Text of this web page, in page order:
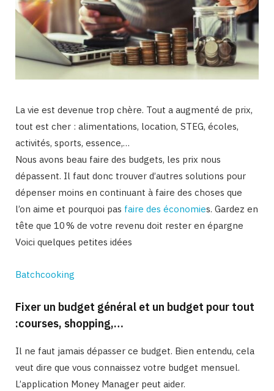
La vie est devenue trop chère. Tout a augmenté de prix,
tout est cher : alimentations, location, STEG, écoles,
activités, sports, essence,…
Nous avons beau faire des budgets, les prix nous
dépassent. Il faut donc trouver d’autres solutions pour
dépenser moins en continuant à faire des choses que
l’on aime et pourquoi pas faire des économies. Gardez en
tête que 10 % de votre revenu doit rester en épargne
Voici quelques petites idées
Batchcooking
Fixer un budget général et un budget pour tout
:courses, shopping,…
Il ne faut jamais dépasser ce budget. Bien entendu, cela
veut dire que vous connaissez votre budget mensuel.
L’application Money Manager peut aider.